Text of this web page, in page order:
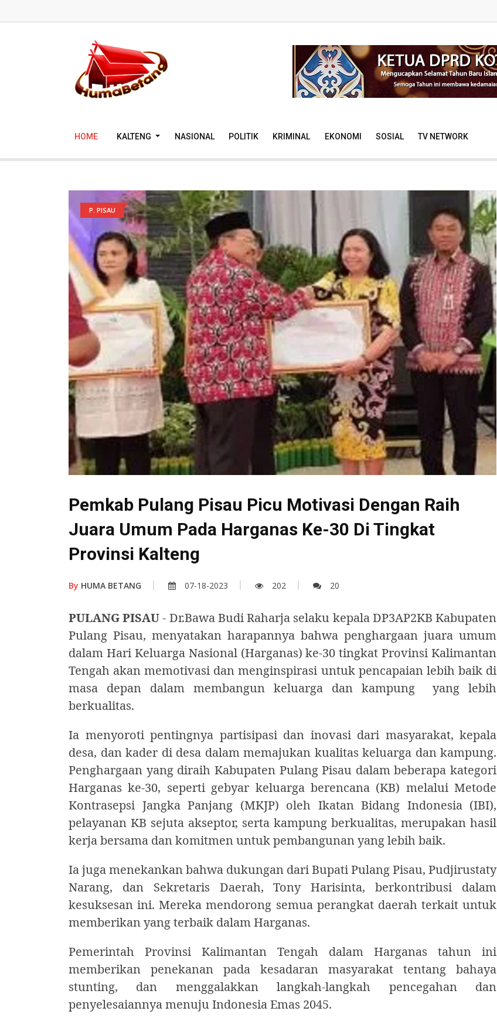
HOME KALTENG NASIONAL POLITIK KRIMINAL EKONOMI SOSIAL TV NETWORK
P. PISAU
Pemkab Pulang Pisau Picu Motivasi Dengan Raih
Juara Umum Pada Harganas Ke-30 Di Tingkat
Provinsi Kalteng
By HUMA BETANG 07-18-2023 202 20
PULANG PISAU- Dr.Bawa Budi Raharja selaku kepala DP3AP2KB Kabupaten
Pulang Pisau, menyatakan harapannya bahwa penghargaan juara umum
dalam Hari Keluarga Nasional (Harganas) ke-30 tingkat Provinsi Kalimantan
Tengah akan memotivasi dan menginspirasi untuk pencapaian lebih baik di
masa depan dalam membangun keluarga dan kampung yang lebih
berkualitas.
Ia menyoroti pentingnya partisipasi dan inovasi dari masyarakat, kepala
desa, dan kader di desa dalam memajukan kualitas keluarga dan kampung.
Penghargaan yang diraih Kabupaten Pulang Pisau dalam beberapa kategori
Harganas ke-30, seperti gebyar keluarga berencana (KB) melalui Metode
Kontrasepsi Jangka Panjang (MKJP) oleh Ikatan Bidang Indonesia (IBI),
pelayanan KB sejuta akseptor, serta kampung berkualitas, merupakan hasil
kerja bersama dan komitmen untuk pembangunan yang lebih baik.
Ia juga menekankan bahwa dukungan dari Bupati Pulang Pisau, Pudjirustaty
Narang, dan Sekretaris Daerah, Tony Harisinta, berkontribusi dalam
kesuksesan ini. Mereka mendorong semua perangkat daerah terkait untuk
memberikan yang terbaik dalam Harganas.
Pemerintah Provinsi Kalimantan Tengah dalam Harganas tahun ini
memberikan penekanan pada kesadaran masyarakat tentang bahaya
stunting, dan menggalakkan langkah-langkah pencegahan dan
penyelesaiannya menuju Indonesia Emas 2045.